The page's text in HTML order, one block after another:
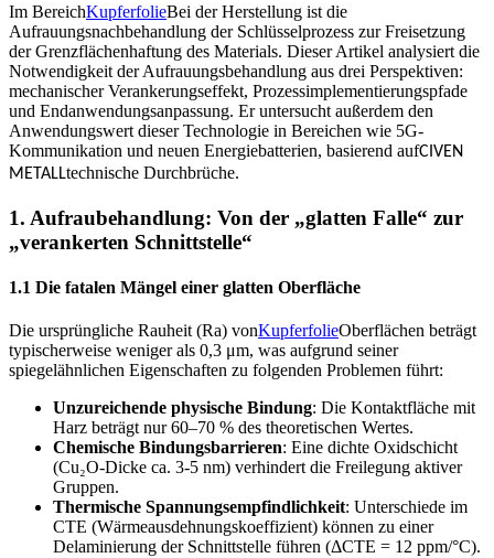
Im BereichKupferfolieBei der Herstellung ist die
Aufrauungsnachbehandlung der Schlüsselprozess zur Freisetzung
der Grenzflächenhaftung des Materials. Dieser Artikel analysiert die
Notwendigkeit der Aufrauungsbehandlung aus drei Perspektiven:
mechanischer Verankerungseffekt, Prozessimplementierungspfade
und Endanwendungsanpassung. Er untersucht außerdem den
Anwendungswert dieser Technologie in Bereichen wie 5G-
Kommunikation und neuen Energiebatterien, basierend aufCIVEN
METALLtechnische Durchbrüche.
1. Aufraubehandlung: Von der „glatten Falle“ zur
„verankerten Schnittstelle“
1.1 Die fatalen Mängel einer glatten Oberfläche
Die ursprüngliche Rauheit (Ra) vonKupferfolieOberflächen beträgt
typischerweise weniger als 0,3 μm, was aufgrund seiner
spiegelähnlichen Eigenschaften zu folgenden Problemen führt:
Unzureichende physische Bindung: Die Kontaktfläche mit
Harz beträgt nur 60–70 % des theoretischen Wertes.
Chemische Bindungsbarrieren: Eine dichte Oxidschicht
(Cu₂O-Dicke ca. 3-5 nm) verhindert die Freilegung aktiver
Gruppen.
Thermische Spannungsempfindlichkeit: Unterschiede im
CTE (Wärmeausdehnungskoeffizient) können zu einer
Delaminierung der Schnittstelle führen (ΔCTE = 12 ppm/°C).